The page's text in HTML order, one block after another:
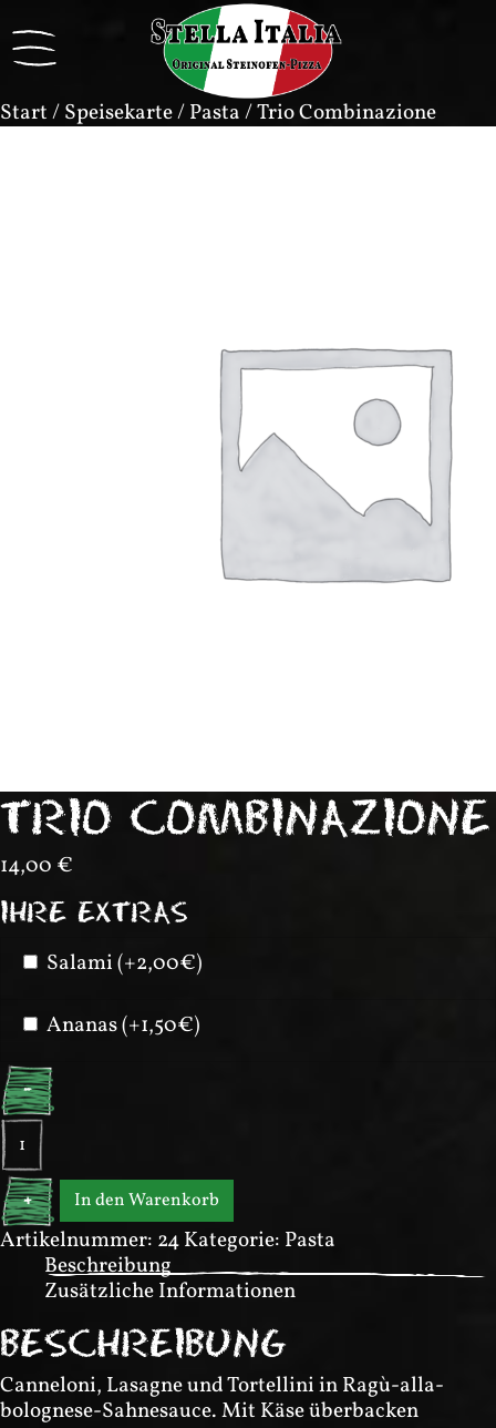
Start/Speisekarte/Pasta/ Trio Combinazione
TRIO COMBINAZIONE
14,00 €
IHRE EXTRAS
Salami (+2,00€)
Ananas (+1,50€)
-
Trio
Combinazione
Menge
+ In den Warenkorb
Artikelnummer: 24Kategorie: Pasta
Beschreibung
Zusätzliche Informationen
BESCHREIBUNG
Canneloni, Lasagne und Tortellini in Ragù-alla-
bolognese-Sahnesauce. Mit Käse überbacken